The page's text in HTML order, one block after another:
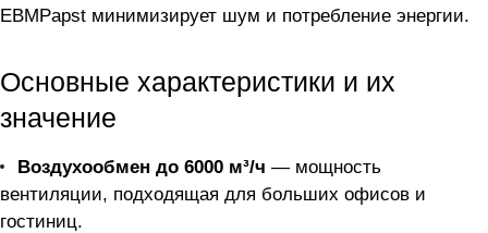
EBMPapst минимизирует шум и потребление энергии.
Основные характеристики и их
значение
Воздухообмен до 6000 м³/ч — мощность
вентиляции, подходящая для больших офисов и
гостиниц.